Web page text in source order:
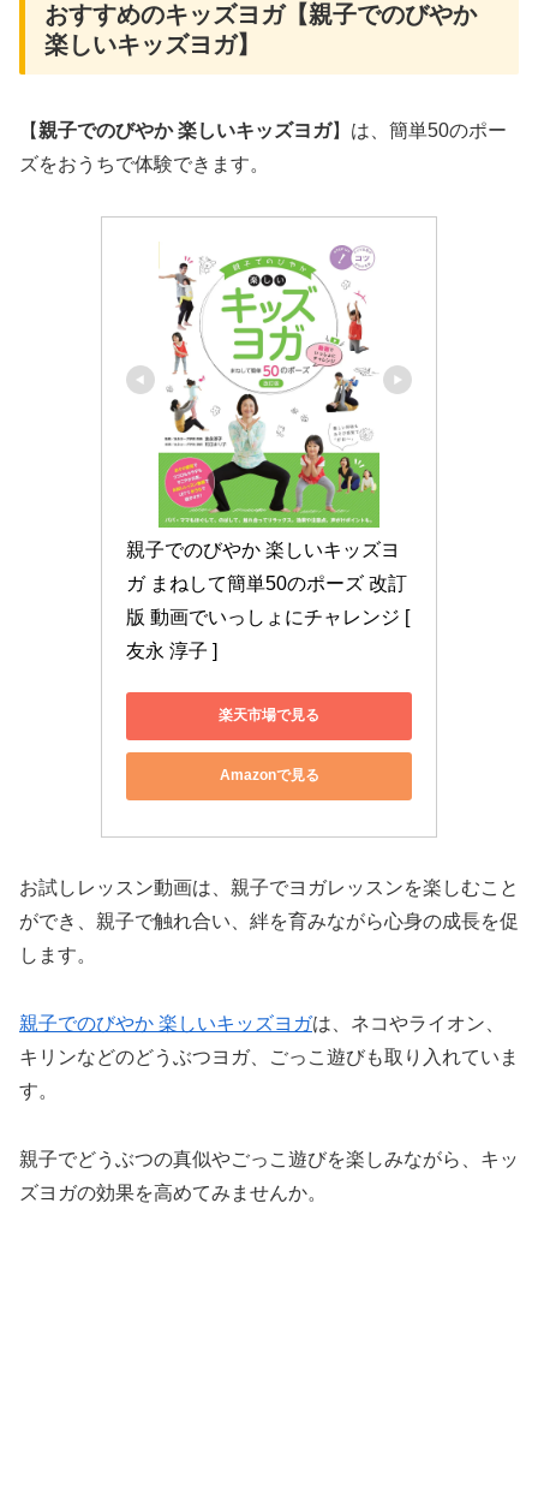
おすすめのキッズヨガ【親子でのびやか
楽しいキッズヨガ】
【親子でのびやか 楽しいキッズヨガ】は、簡単50のポー
ズをおうちで体験できます。
親子でのびやか 楽しいキッズヨ
ガ まねして簡単50のポーズ 改訂
版 動画でいっしょにチャレンジ [
友永 淳子 ]
楽天市場で見る
Amazonで見る
お試しレッスン動画は、親子でヨガレッスンを楽しむこと
ができ、親子で触れ合い、絆を育みながら心身の成長を促
します。
親子でのびやか 楽しいキッズヨガは、ネコやライオン、
キリンなどのどうぶつヨガ、ごっこ遊びも取り入れていま
す。
親子でどうぶつの真似やごっこ遊びを楽しみながら、キッ
ズヨガの効果を高めてみませんか。